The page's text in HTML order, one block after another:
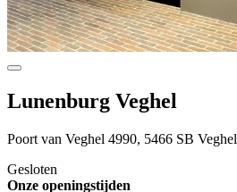
Lunenburg Veghel
Poort van Veghel 4990, 5466 SB Veghel
Gesloten
Onze openingstijden